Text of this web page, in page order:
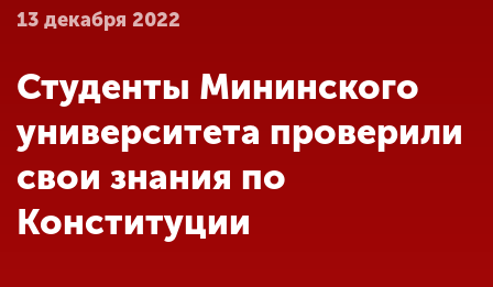
Абитуриенту
Обучение
13 декабря 2022
Студенты Мининского
университета проверили
свои знания по
Конституции